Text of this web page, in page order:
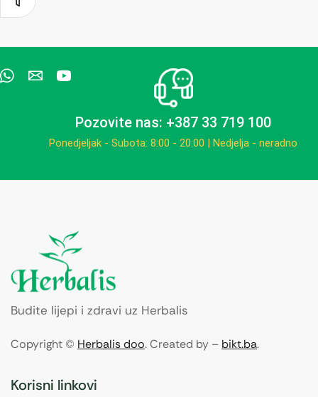
Pozovite nas: +387 33 719 100
Ponedjeljak - Subota: 8:00 - 20:00 | Nedjelja - neradno
Budite lijepi i zdravi uz Herbalis
Copyright © Herbalis doo. Created by – bikt.ba.
Korisni linkovi